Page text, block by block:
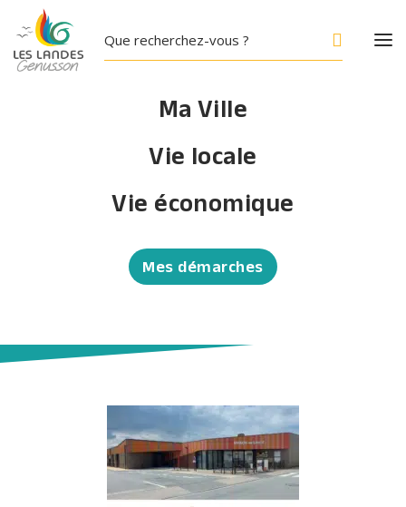
Ma Ville
Vie locale
Vie économique
Mes démarches
Subvention FEADER
LEADER pour l'extension
de la Maison de Santé
18 OCTOBRE 2024